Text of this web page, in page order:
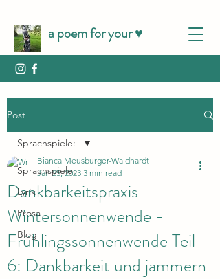
a poem for your ♥️
Post
Sprachspiele:
Lyrik
Prosa
Blog
Sprachspiele:
Dankbarkeitspraxis
Wintersonnenwende -
Frühlingssonnenwende Teil
6: Dankbarkeit und jammern
Bianca Meusburger-Waldhardt
Jan 25, 2023 3 min read